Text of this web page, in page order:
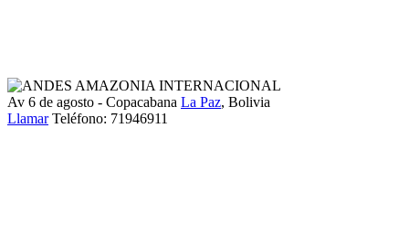
Av 6 de agosto - Copacabana La Paz, Bolivia
Llamar Teléfono: 71946911